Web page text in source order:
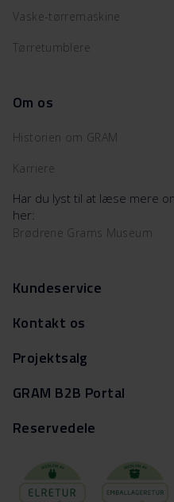
Vaske-tørremaskine
Tørretumblere
Om os
Historien om GRAM
Karriere
Har du lyst til at læse mere
her:
Brødrene Grams Museum
Kundeservice
Kontakt os
Projektsalg
GRAM B2B Portal
Reservedele